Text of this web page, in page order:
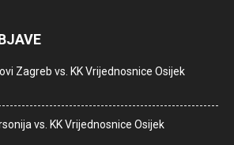
Zagreb vs. KK Vrijednosnice Osijek
vs. KK Vrijednosnice Osijek